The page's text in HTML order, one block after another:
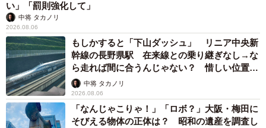
い」「罰則強化して」
中将 タカノリ
2026.08.06
もしかすると「下山ダッシュ」 リニア中央新
幹線の長野県駅 在来線との乗り継ぎなし→な
ら走れば間に合うんじゃない？ 惜しい位置関
係が反響
中将 タカノリ
2026.08.06
「なんじゃこりゃ！」「ロボ？」大阪・梅田に
そびえる物体の正体は？ 昭和の遺産を調査し